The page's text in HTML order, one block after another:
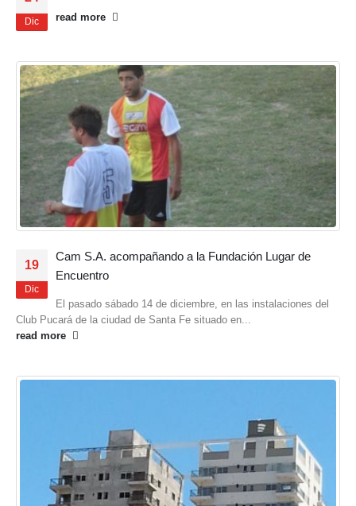
Dic read more
19
Dic
Cam S.A. acompañando a la Fundación Lugar de
Encuentro
El pasado sábado 14 de diciembre, en las instalaciones del
Club Pucará de la ciudad de Santa Fe situado en...
read more